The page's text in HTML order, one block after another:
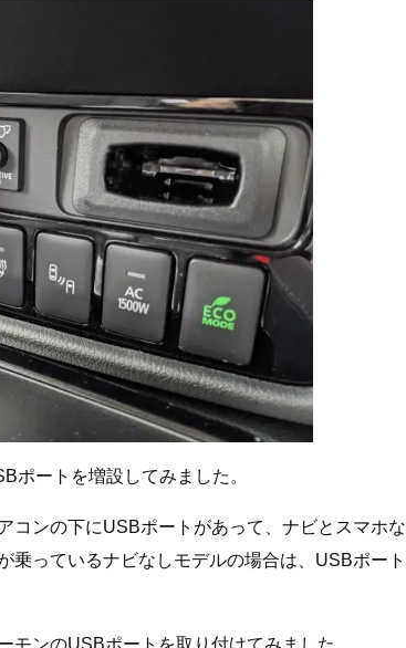
ポートを増設してみました。
コンの下にUSBポートがあって、ナビとスマホな
乗っているナビなしモデルの場合は、USBポート
ンのUSBポートを取り付けてみました。